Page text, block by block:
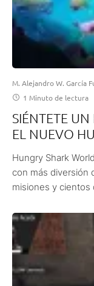
M. Alejandro W. García
1 Minuto de lectura
SIÉNTETE
EL NUEVO
Hungry Shark
con más diversión
misiones y cientos